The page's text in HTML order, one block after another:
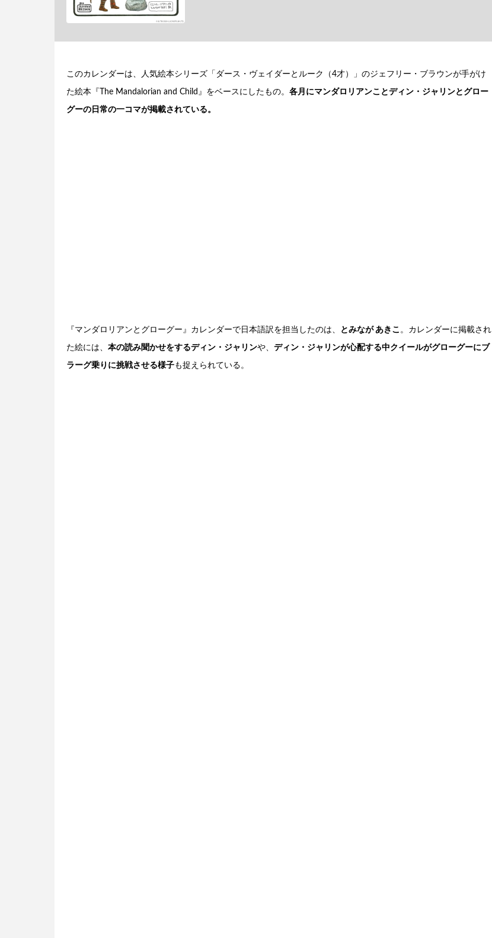
このカレンダーは、人気絵本シリーズ「ダース・ヴェイダーとルーク（4才）」のジェフリー・ブラウンが手がけ
た絵本『The Mandalorian and Child』をベースにしたもの。 各月にマンダロリアンことディン・ジャリンとグロー
グーの日常の一コマが掲載されている。
『マンダロリアンとグローグー』カレンダーで日本語訳を担当したのは、 とみなが あきこ 。カレンダーに掲載され
た絵には、 本の読み聞かせをするディン・ジャリンや、 ディン・ジャリンが心配する中クイールがグローグーにブ
ラーグ乗りに挑戦させる様子も捉えられている。